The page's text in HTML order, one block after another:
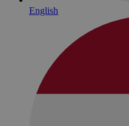
English